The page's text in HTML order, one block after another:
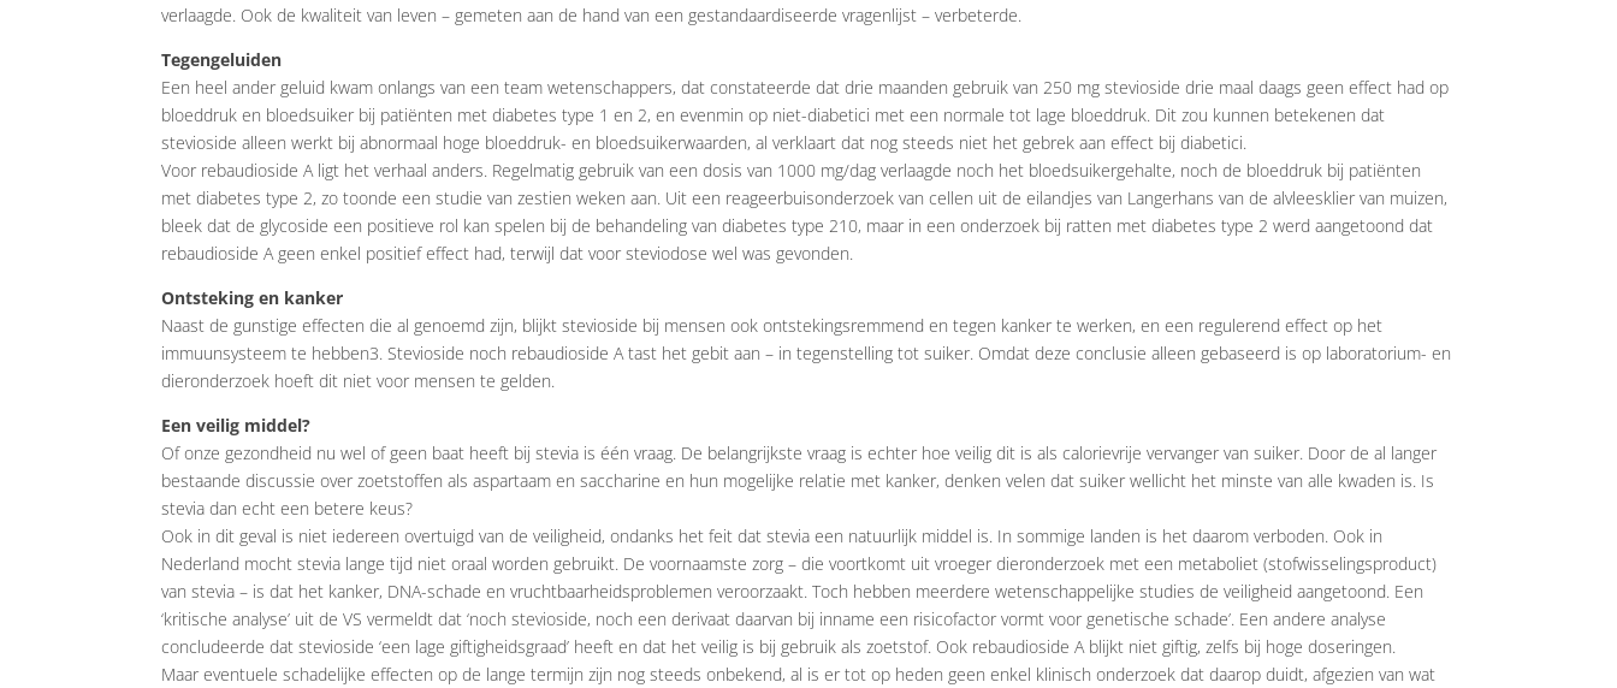
verlaagde. Ook de kwaliteit van leven – gemeten aan de hand van een gestandaardiseerde vragenlijst – verbeterde.
Tegengeluiden
Een heel ander geluid kwam onlangs van een team wetenschappers, dat constateerde dat drie maanden gebruik van 250 mg stevioside drie maal daags geen effect had op
bloeddruk en bloedsuiker bij patiënten met diabetes type 1 en 2, en evenmin op niet-diabetici met een normale tot lage bloeddruk. Dit zou kunnen betekenen dat
stevioside alleen werkt bij abnormaal hoge bloeddruk- en bloedsuikerwaarden, al verklaart dat nog steeds niet het gebrek aan effect bij diabetici.
Voor rebaudioside A ligt het verhaal anders. Regelmatig gebruik van een dosis van 1000 mg/dag verlaagde noch het bloedsuikergehalte, noch de bloeddruk bij patiënten
met diabetes type 2, zo toonde een studie van zestien weken aan. Uit een reageerbuisonderzoek van cellen uit de eilandjes van Langerhans van de alvleesklier van muizen,
bleek dat de glycoside een positieve rol kan spelen bij de behandeling van diabetes type 210, maar in een onderzoek bij ratten met diabetes type 2 werd aangetoond dat
rebaudioside A geen enkel positief effect had, terwijl dat voor steviodose wel was gevonden.
Ontsteking en kanker
Naast de gunstige effecten die al genoemd zijn, blijkt stevioside bij mensen ook ontstekingsremmend en tegen kanker te werken, en een regulerend effect op het
immuunsysteem te hebben3. Stevioside noch rebaudioside A tast het gebit aan – in tegenstelling tot suiker. Omdat deze conclusie alleen gebaseerd is op laboratorium- en
dieronderzoek hoeft dit niet voor mensen te gelden.
Een veilig middel?
Of onze gezondheid nu wel of geen baat heeft bij stevia is één vraag. De belangrijkste vraag is echter hoe veilig dit is als calorievrije vervanger van suiker. Door de al langer
bestaande discussie over zoetstoffen als aspartaam en saccharine en hun mogelijke relatie met kanker, denken velen dat suiker wellicht het minste van alle kwaden is. Is
stevia dan echt een betere keus?
Ook in dit geval is niet iedereen overtuigd van de veiligheid, ondanks het feit dat stevia een natuurlijk middel is. In sommige landen is het daarom verboden. Ook in
Nederland mocht stevia lange tijd niet oraal worden gebruikt. De voornaamste zorg – die voortkomt uit vroeger dieronderzoek met een metaboliet (stofwisselingsproduct)
van stevia – is dat het kanker, DNA-schade en vruchtbaarheidsproblemen veroorzaakt. Toch hebben meerdere wetenschappelijke studies de veiligheid aangetoond. Een
‘kritische analyse’ uit de VS vermeldt dat ‘noch stevioside, noch een derivaat daarvan bij inname een risicofactor vormt voor genetische schade’. Een andere analyse
concludeerde dat stevioside ‘een lage giftigheidsgraad’ heeft en dat het veilig is bij gebruik als zoetstof. Ook rebaudioside A blijkt niet giftig, zelfs bij hoge doseringen.
Maar eventuele schadelijke effecten op de lange termijn zijn nog steeds onbekend, al is er tot op heden geen enkel klinisch onderzoek dat daarop duidt, afgezien van wat